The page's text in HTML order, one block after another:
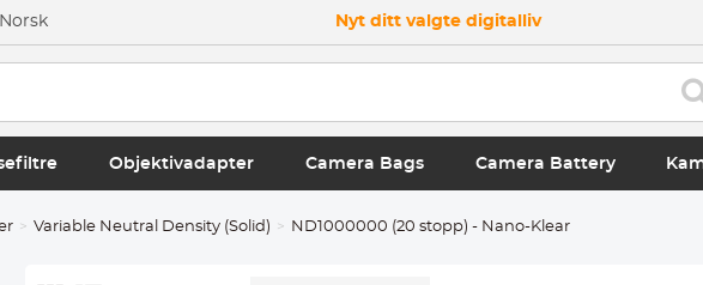
Nyt ditt valgte digitalliv
Objektivadapter Camera Bags Camera Battery
Variable Neutral Density (Solid) ND1000000 (20 stopp) - Nano-Klear